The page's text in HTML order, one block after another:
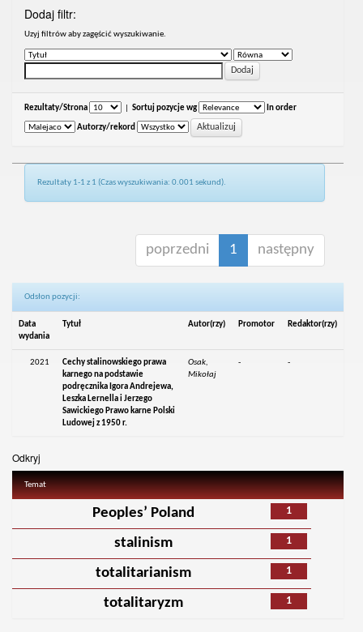
Dodaj filtr:
Uzyj filtrów aby zagęścić wyszukiwanie.
Rezultaty/Strona Sortuj pozycje wg In order
Autorzy/rekord
Rezultaty 1-1 z 1 (Czas wyszukiwania: 0.001 sekund).
poprzedni 1 następny
Odsłon pozycji:
Data
wydania
Tytuł Autor(rzy) Promotor Redaktor(rzy)
2021
Cechy stalinowskiego prawa
karnego na podstawie
podręcznika Igora Andrejewa,
Leszka Lernella i Jerzego
Sawickiego Prawo karne Polski
Ludowej z 1950 r.
Osak,
Mikołaj
- -
Odkryj
Temat
1
Peoples’ Poland
1
stalinism
1
totalitarianism
1
totalitaryzm